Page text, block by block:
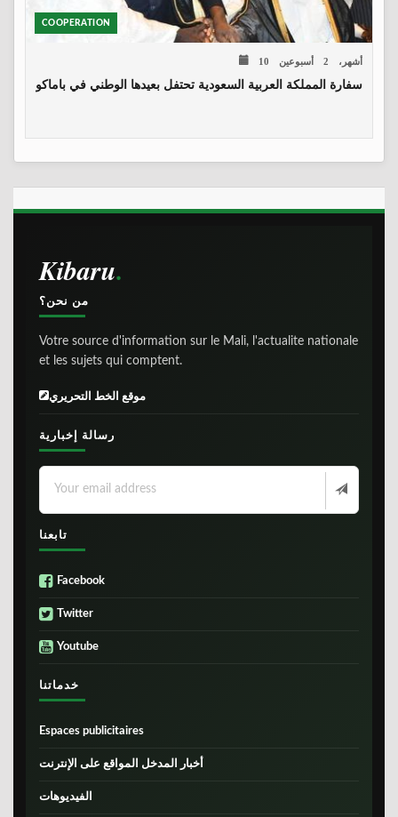
COOPERATION
10 أشهر، 2 أسبوعين
سفارة المملكة العربية السعودية تحتفل بعيدها الوطني في باماكو
Kibaru
من نحن؟
Votre source d'information sur le Mali, l'actualite nationale
et les sujets qui comptent.
موقع الخط التحريري
رسالة إخبارية
تابعنا
Facebook
Twitter
Youtube
خدماتنا
Espaces publicitaires
أخبار المدخل المواقع على الإنترنت
الفيديوهات